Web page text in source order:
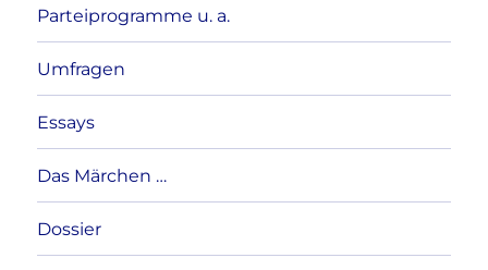
Parteiprogramme u. a.
Umfragen
Essays
Das Märchen …
Dossier